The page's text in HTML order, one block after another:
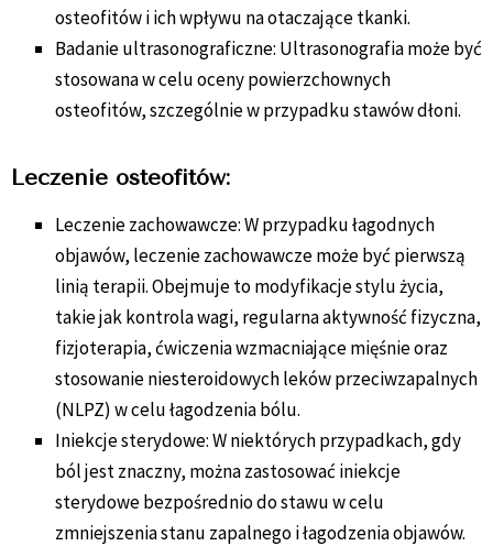
osteofitów i ich wpływu na otaczające tkanki.
Badanie ultrasonograficzne: Ultrasonografia może być
stosowana w celu oceny powierzchownych
osteofitów, szczególnie w przypadku stawów dłoni.
Leczenie osteofitów:
Leczenie zachowawcze: W przypadku łagodnych
objawów, leczenie zachowawcze może być pierwszą
linią terapii. Obejmuje to modyfikacje stylu życia,
takie jak kontrola wagi, regularna aktywność fizyczna,
fizjoterapia, ćwiczenia wzmacniające mięśnie oraz
stosowanie niesteroidowych leków przeciwzapalnych
(NLPZ) w celu łagodzenia bólu.
Iniekcje sterydowe: W niektórych przypadkach, gdy
ból jest znaczny, można zastosować iniekcje
sterydowe bezpośrednio do stawu w celu
zmniejszenia stanu zapalnego i łagodzenia objawów.